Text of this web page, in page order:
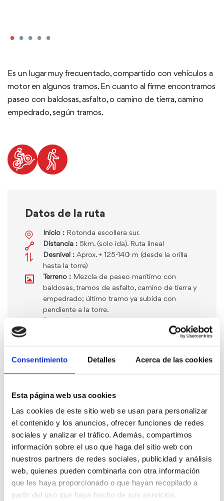
Consentimiento Detalles Acerca de las cookies
Esta página web usa cookies
Las cookies de este sitio web se usan para personalizar
el contenido y los anuncios, ofrecer funciones de redes
sociales y analizar el tráfico. Además, compartimos
información sobre el uso que haga del sitio web con
nuestros partners de redes sociales, publicidad y análisis
web, quienes pueden combinarla con otra información
que les haya proporcionado o que hayan recopilado a
partir del uso que haya hecho de sus servicios.
Es un lugar muy frecuentado, compartido con vehículos a
motor en algunos tramos. En cuanto al firme encontramos
paseo con baldosas, asfalto, o camino de tierra, camino
empedrado, según tramos.
Datos de la ruta
Inicio : Rotonda escollera sur.
Distancia : 5km. (solo ida). Ruta lineal
Desnivel : Aprox. + 125-140 m (desde la orilla
hasta la torre)
Terreno : Mezcla de paseo marítimo con
baldosas, tramos de asfalto, camino de tierra y
empedrado; último tramo ya subida con
pendiente a la torre.
Accesibilidad
Distinción "Sendero Azul"